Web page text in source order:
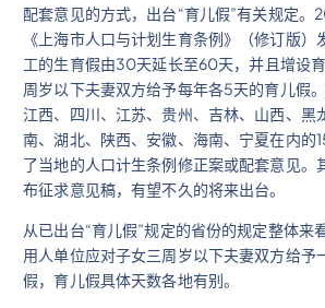
配套意见的方式，出台“育儿假”有关规定。
《上海市人口与计划生育条例》（修订版）
工的生育假由30天延长至60天，并且增设
周岁以下夫妻双方给予每年各5天的育儿假
江西、四川、江苏、贵州、吉林、山西、黑
南、湖北、陕西、安徽、海南、宁夏在内的
了当地的人口计生条例修正案或配套意见。
布征求意见稿，有望不久的将来出台。
从已出台“育儿假”规定的省份的规定整体来
用人单位应对子女三周岁以下夫妻双方给予
假，育儿假具体天数各地有别。